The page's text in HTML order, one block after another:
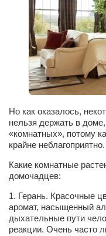
Орест Коваль
Тамара
Елена
Вера Паненко
Семён
Сергей
Актёры
Валентин
Артём Мяус
Барды
Владимир
Но как оказалось,
нельзя держать в
«комнатных», потому
крайне неблагоприятно.
Какие комнатные
домочадцев:
1. Герань. Красочные
аромат, насыщенный
дыхательные пути
реакции. Очень часто